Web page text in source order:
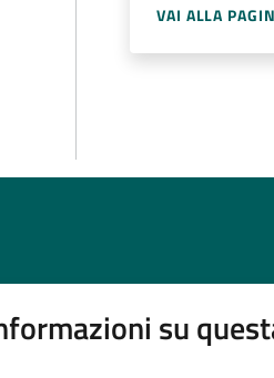
VAI ALLA
su